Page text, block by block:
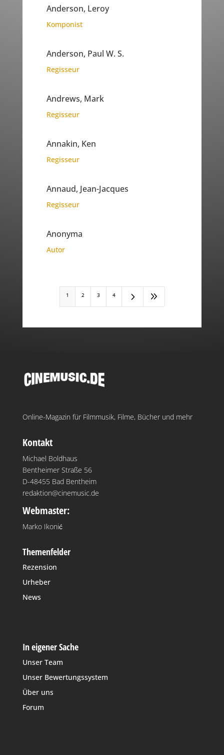
Anderson, Leroy
Komponist
Anderson, Paul W. S.
Regisseur
Andrews, Mark
Regisseur
Annakin, Ken
Regisseur
Annaud, Jean-Jacques
Regisseur
Anonyma
Autor
1 2 3 4 5 9
Online-Magazin für Filmmusik, Filme, Bücher und mehr
Kontakt
Michael Boldhaus
Bentheimer Straße 56
D-48455 Bad Bentheim
redaktion@cinemusic.de
Webmaster:
Marko Ikonić
Themenfelder
Rezension
Urheber
News
In eigener Sache
Unser Team
Unser Bewertungssystem
Über uns
Forum